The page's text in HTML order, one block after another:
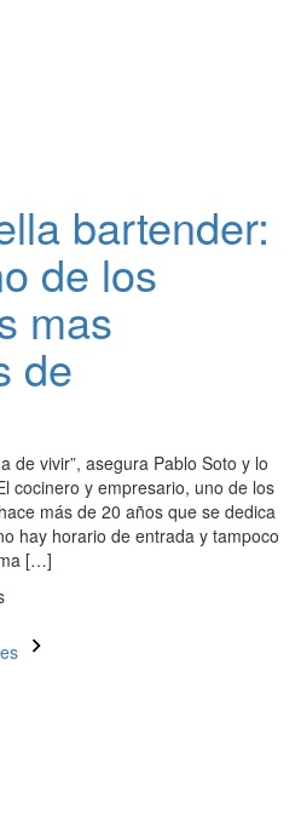
bartender:
de los
mas
de
de vivir”, asegura Pablo Soto y lo
cocinero y empresario, uno de los
más de 20 años que se dedica
hay horario de entrada y tampoco
[…]